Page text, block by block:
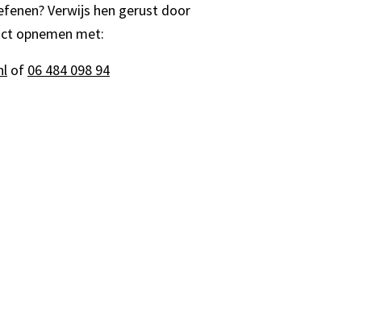
Verwijs hen gerust door
opnemen met:
of 06 484 098 94